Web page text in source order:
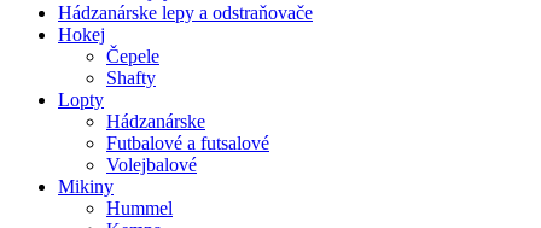
Hádzanárske lepy a odstraňovače
Hokej
Čepele
Shafty
Lopty
Hádzanárske
Futbalové a futsalové
Volejbalové
Mikiny
Hummel